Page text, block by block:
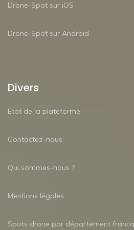
Drone-Spot sur iOS
Drone-Spot sur Android
Divers
Etat de la plateforme
Contactez-nous
Qui sommes-nous ?
Mentions légales
Spots drone par département